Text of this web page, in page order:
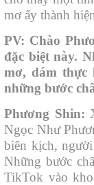
mơ ấy thành
PV: Chào
đặc biệt này.
mơ, dám thực
những bước
Phương Shin:
Ngọc Như
biên kịch,
Những bước
TikTok vào